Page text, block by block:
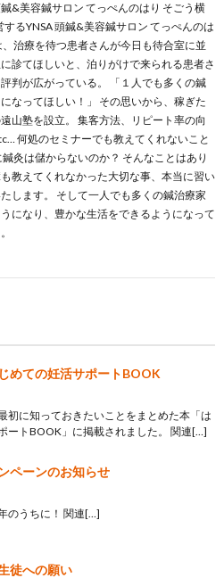
鍼&美容鍼サロン てっぺんのはり そごう横
するYNSA 頭鍼&美容鍼サロン てっぺんのは
、治療を待つ患者さんが今日も待合室に並
診てほしいと、泊りがけで来られる患者さ
判が広がっている。 「１人でも多くの鍼
なってほしい！」 その思いから、稼ぎた
山塾を設立。 集客方法、リピート率の向
何処のセミナーでも教えてくれないこと
灸は儲からないのか？ そんなことはあり
教えてくれなかった大切な事、本当に習い
します。 そして一人でも多くの鍼治療家
になり、豊かな生活をできるようになって
めての妊活サポートBOOK
初に知っておきたいことをまとめた本「は
ートBOOK」に掲載されました。 関連[…]
ペーンのお知らせ
のうちに！ 関連[…]
への願い